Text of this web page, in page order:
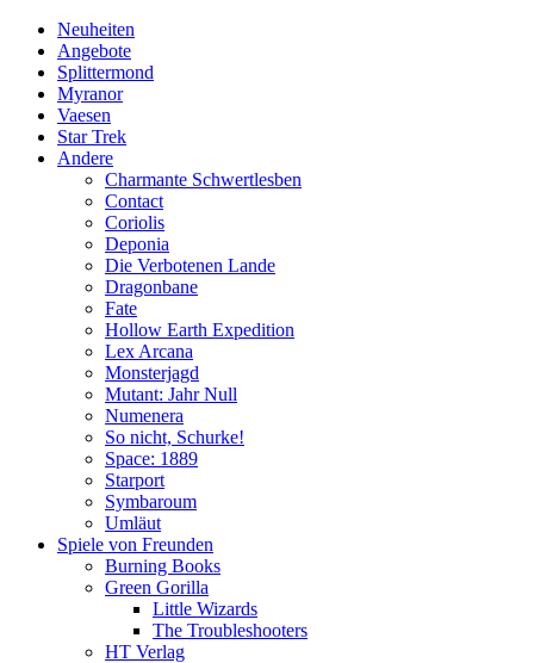
Neuheiten
Angebote
Splittermond
Myranor
Vaesen
Star Trek
Andere
Charmante Schwertlesben
Contact
Coriolis
Deponia
Die Verbotenen Lande
Dragonbane
Fate
Hollow Earth Expedition
Lex Arcana
Monsterjagd
Mutant: Jahr Null
Numenera
So nicht, Schurke!
Space: 1889
Starport
Symbaroum
Umläut
Spiele von Freunden
Burning Books
Green Gorilla
Little Wizards
The Troubleshooters
HT Verlag